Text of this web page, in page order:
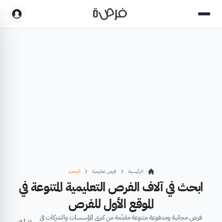
الرئيسية فرص تعليمية البحث
ابحث في آلاف الفرص التعليمية المتنوعة في
الموقع الأول للفرص
فرص مجانية ومدفوعة متنوعة مقدّمة من كبرى المؤسسات والشركات في